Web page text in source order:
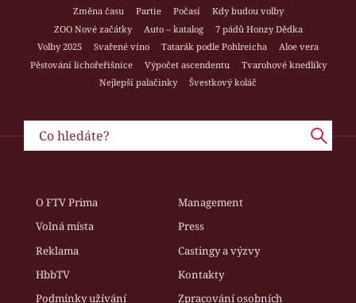
Změna času
Partie Počasí
Kdy budou volby
ZOO Nové začátky
Auto – katalog
7 pádů Honzy Dědka
Volby 2025
Svařené víno Tatarák podle Pohlreicha
Aloe vera
Pěstování lichořeřišnice
Výpočet ascendentu
Tvarohové knedlíky
Nejlepší palačinky
Švestkový koláč
O FTV Prima
Management
Volná místa
Press
Reklama
Castingy a výzvy
HbbTV
Kontakty
Podmínky užívání
Zpracování osobních